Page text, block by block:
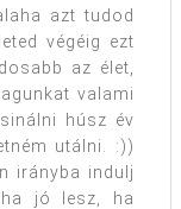
azt tudod
végéig ezt
az élet,
valami
húsz év
utálni. :))
irányba indulj
jó lesz, ha